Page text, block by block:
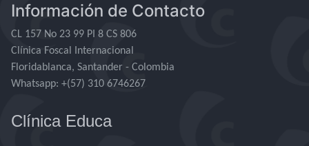
Información de Contacto
CL 157 No 23 99 PI 8 CS 806
Clínica Foscal Internacional
Floridablanca, Santander - Colombia
Whatsapp: +(57) 310 6746267
Clínica Educa